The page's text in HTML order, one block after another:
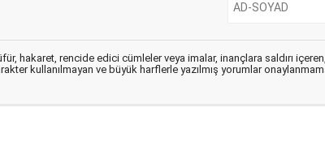
hakaret, rencide edici cümleler veya imalar, inançlara saldırı
kullanılmayan ve büyük harflerle yazılmış yorumlar